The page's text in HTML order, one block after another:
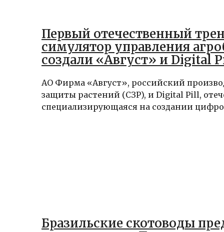
Первый отечественный
симулятор управления
создали «Август» и Digital
АО Фирма «Август», российский
защиты растений (СЗР), и Digital Pill,
специализирующаяся на создании
Бразильские скотоводы